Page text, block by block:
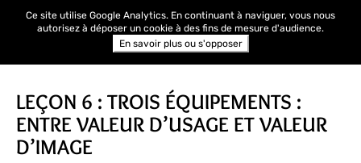
JOURNÉES DE L'ARCHITECTURE
LEÇON 6 : TROIS ÉQUIPEMENTS :
ENTRE VALEUR D’USAGE ET VALEUR
D’IMAGE
Ce site utilise Google Analytics. En continuant à naviguer, vous nous
autorisez à déposer un cookie à des fins de mesure d'audience.
En savoir plus ou s'opposer